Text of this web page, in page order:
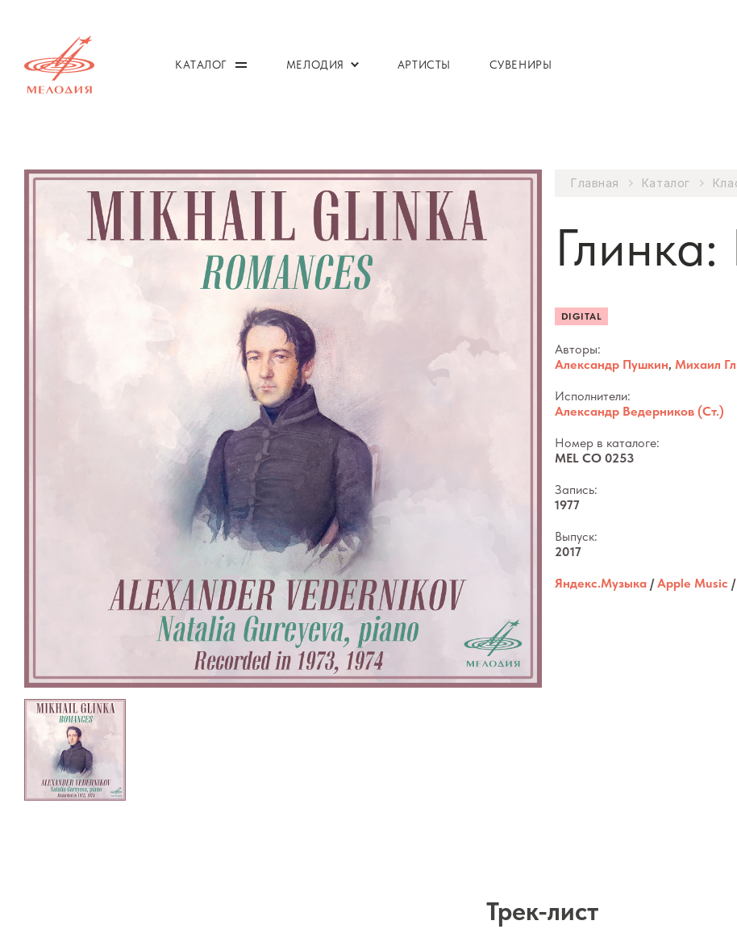
КАТАЛОГ МЕЛОДИЯ АРТИСТЫ СУВЕНИРЫ
Главная Каталог
DIGITAL
Авторы:
Александр Пушкин, Михаил
Исполнители:
Александр Ведерников (Ст.)
Номер в каталоге:
MEL CO 0253
Запись:
1977
Выпуск:
2017
Яндекс.Музыка /Apple Music /
Трек-лист